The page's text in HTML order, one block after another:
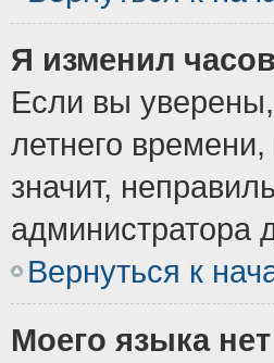
Я изменил
Если вы уверены,
летнего
значит,
администратора
Вернуться к
Моего языка